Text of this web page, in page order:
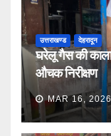
उत्तराखण्ड देहरादून
घरेलू गैस की
औचक निरीक्षण
MAR 16, 2026